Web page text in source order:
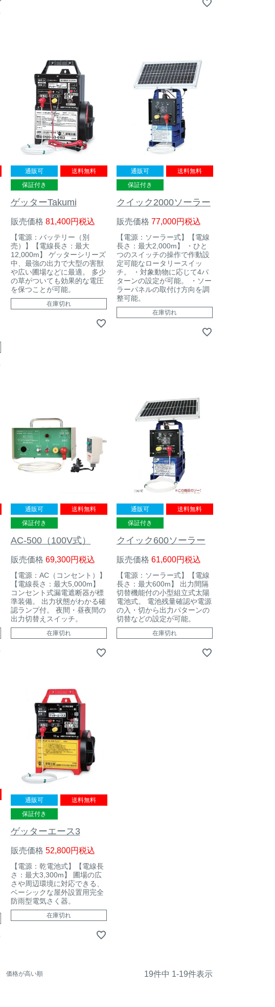
通販可
送料無料
保証付き
ゲッターTakumi
販売価格 81,400 税込
【電源：バッテリー（別
売）】【電線長さ：最大
12,000m】 ゲッターシリーズ
中、最強の出力で大型の害獣
や広い圃場などに最適。 多少
の草がついても効果的な電圧
を保つことが可能。
在庫切れ
通販可
送料無料
保証付き
クイック2000ソーラー
販売価格 77,000 税込
【電源：ソーラー式】【電線
長さ：最大2,000m】 ・ひと
つのスイッチの操作で作動設
定可能なロータリースイッ
チ。 ・対象動物に応じて4パ
ターンの設定が可能。 ・ソー
ラーパネルの取付け方向を調
整可能。
在庫切れ
通販可
送料無料
保証付き
AC-500（100V式）
販売価格 69,300 税込
【電源：AC（コンセント）】
【電線長さ：最大5,000m】
コンセント式漏電遮断器が標
準装備。 出力状態がわかる確
認ランプ付。 夜間・昼夜間の
出力切替えスイッチ。
在庫切れ
通販可
送料無料
保証付き
クイック600ソーラー
販売価格 61,600 税込
【電源：ソーラー式】【電線
長さ：最大600m】 出力間隔
切替機能付の小型組立式太陽
電池式。 電池残量確認や電源
の入・切から出力パターンの
切替などの設定が可能。
在庫切れ
通販可
送料無料
保証付き
ゲッターエース3
販売価格 52,800 税込
【電源：乾電池式】【電線長
さ：最大3,300m】 圃場の広
さや周辺環境に対応できる、
ベーシックな屋外設置用完全
防雨型電気さく器。
在庫切れ
価格が高い順 19件中 1-19件表示